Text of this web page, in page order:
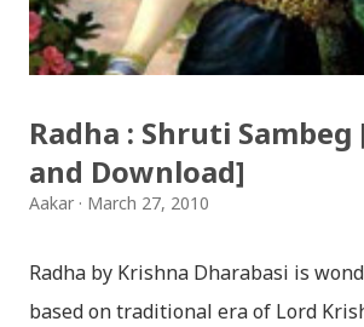
surya (रचनाकार: गोपाल प्रसाद रिमाल,
अम्बर गुरुङ) Download: सयथरि बाजा एउटै
मरेपनि मेरो देश बाँचिराखोस / ma marepan...
Radha : Shruti Sambeg
and Download]
Aakar March 27, 2010
Radha by Krishna Dharabasi is
based on traditional era of Lord